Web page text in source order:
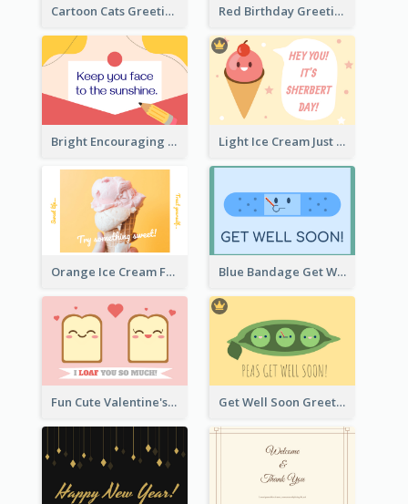
Cartoon Cats Greeting Card For Great Performance Red Birthday Greeting Card
Bright Encouraging Greeting Card Light Ice Cream Just Because Greeting Card
Orange Ice Cream Fun Greeting Card Blue Bandage Get Well Soon Card
Fun Cute Valentine's Day Celebration Card Get Well Soon Greeting Card